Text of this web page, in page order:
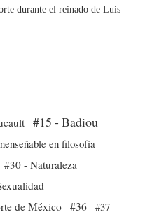
durante el reinado de Luis
#15 - Badiou
en filosofía
#30 - Naturaleza
de México #36 #37